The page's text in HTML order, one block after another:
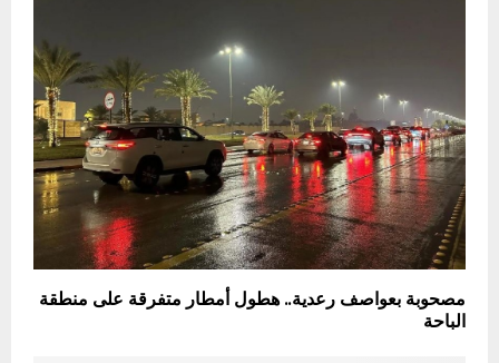
مصحوبة بعواصف رعدية.. هطول أمطار متفرقة على منطقة
الباحة